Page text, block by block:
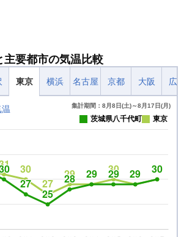
主要都市の気温比較
東京 横浜 名古屋 京都 大阪 広
集計期間：8月8日(土)～8月17日(月)
茨城県八千代町 東京